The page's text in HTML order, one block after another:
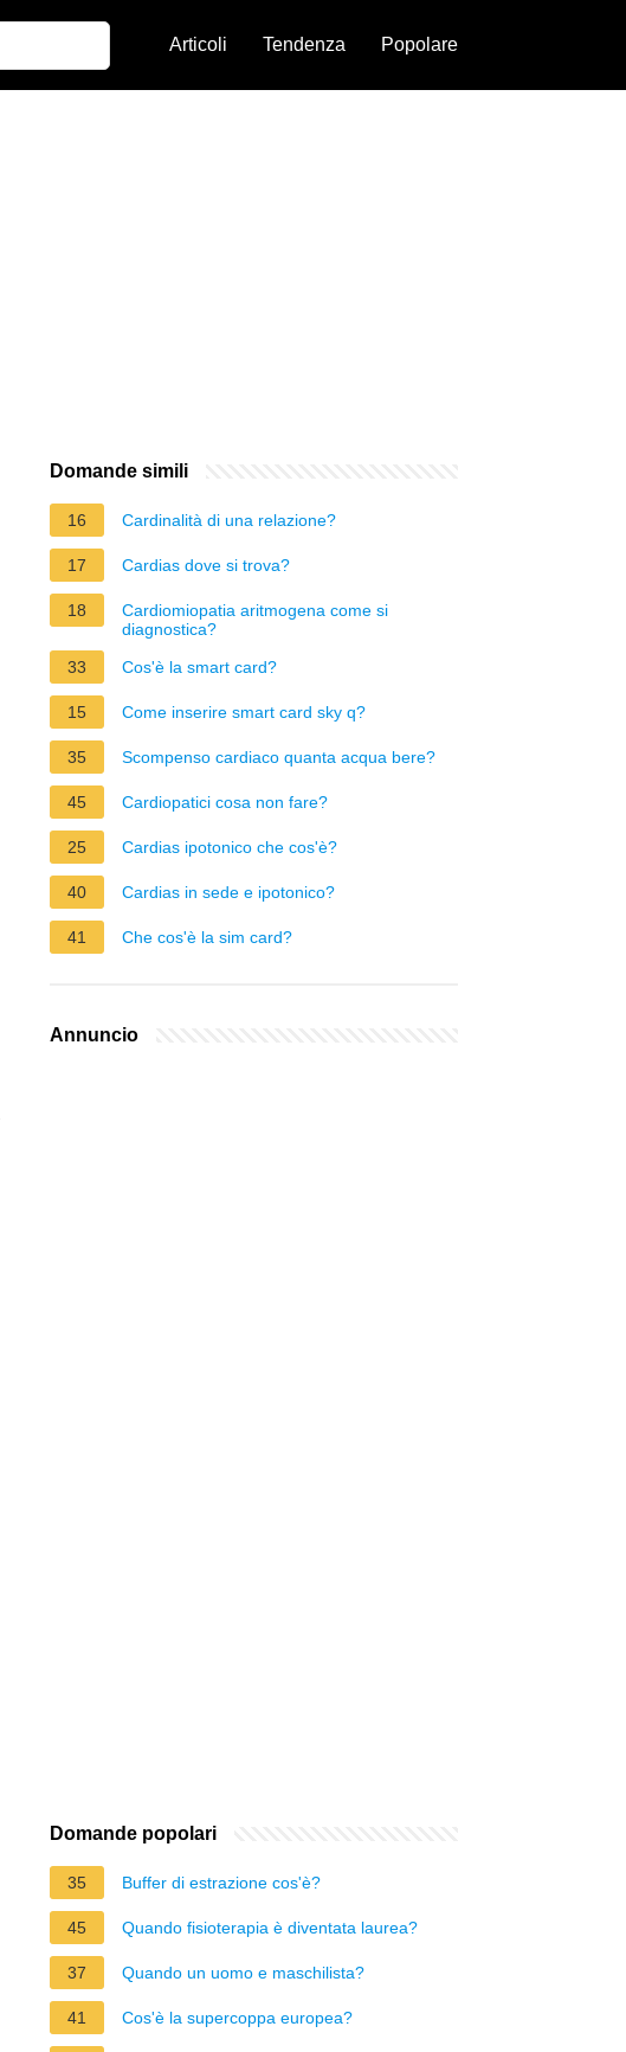
Articoli Tendenza Popolare
Domande simili
16 Cardinalità di una relazione?
17 Cardias dove si trova?
18
Cardiomiopatia aritmogena come si
diagnostica?
33
Cos'è la smart card?
15 Come inserire smart card sky q?
35 Scompenso cardiaco quanta acqua bere?
45 Cardiopatici cosa non fare?
25 Cardias ipotonico che cos'è?
40 Cardias in sede e ipotonico?
41 Che cos'è la sim card?
Annuncio
Domande popolari
35 Buffer di estrazione cos'è?
45 Quando fisioterapia è diventata laurea?
37 Quando un uomo e maschilista?
41 Cos'è la supercoppa europea?